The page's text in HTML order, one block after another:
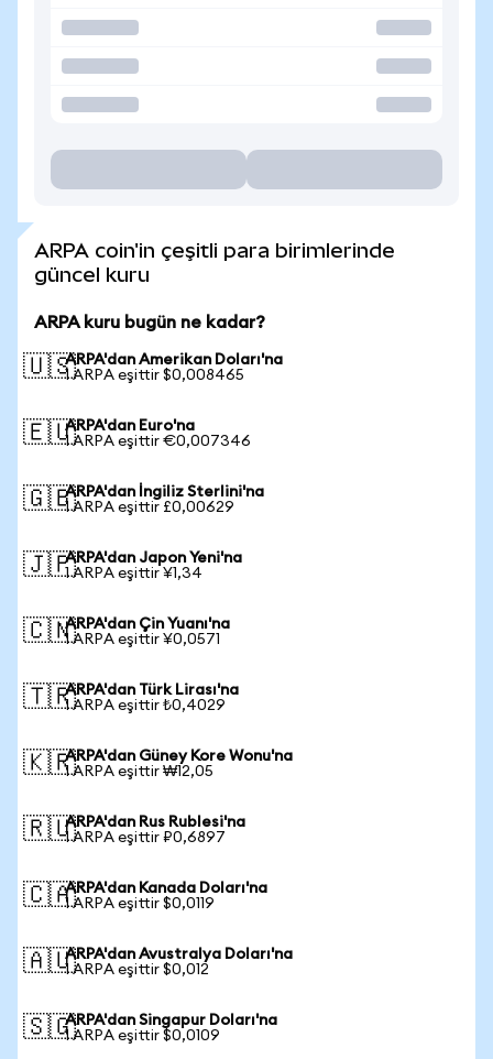
ARPA coin'in çeşitli para birimlerinde
güncel kuru
ARPA kuru bugün ne kadar?
🇺🇸ARPA'dan Amerikan Doları'na
1 ARPA eşittir $0,008465
🇪🇺ARPA'dan Euro'na
1 ARPA eşittir €0,007346
🇬🇧ARPA'dan İngiliz Sterlini'na
1 ARPA eşittir £0,00629
🇯🇵ARPA'dan Japon Yeni'na
1 ARPA eşittir ¥1,34
🇨🇳ARPA'dan Çin Yuanı'na
1 ARPA eşittir ¥0,0571
🇹🇷ARPA'dan Türk Lirası'na
1 ARPA eşittir ₺0,4029
🇰🇷ARPA'dan Güney Kore Wonu'na
1 ARPA eşittir ₩12,05
🇷🇺ARPA'dan Rus Rublesi'na
1 ARPA eşittir ₽0,6897
🇨🇦ARPA'dan Kanada Doları'na
1 ARPA eşittir $0,0119
🇦🇺ARPA'dan Avustralya Doları'na
1 ARPA eşittir $0,012
🇸🇬ARPA'dan Singapur Doları'na
1 ARPA eşittir $0,0109